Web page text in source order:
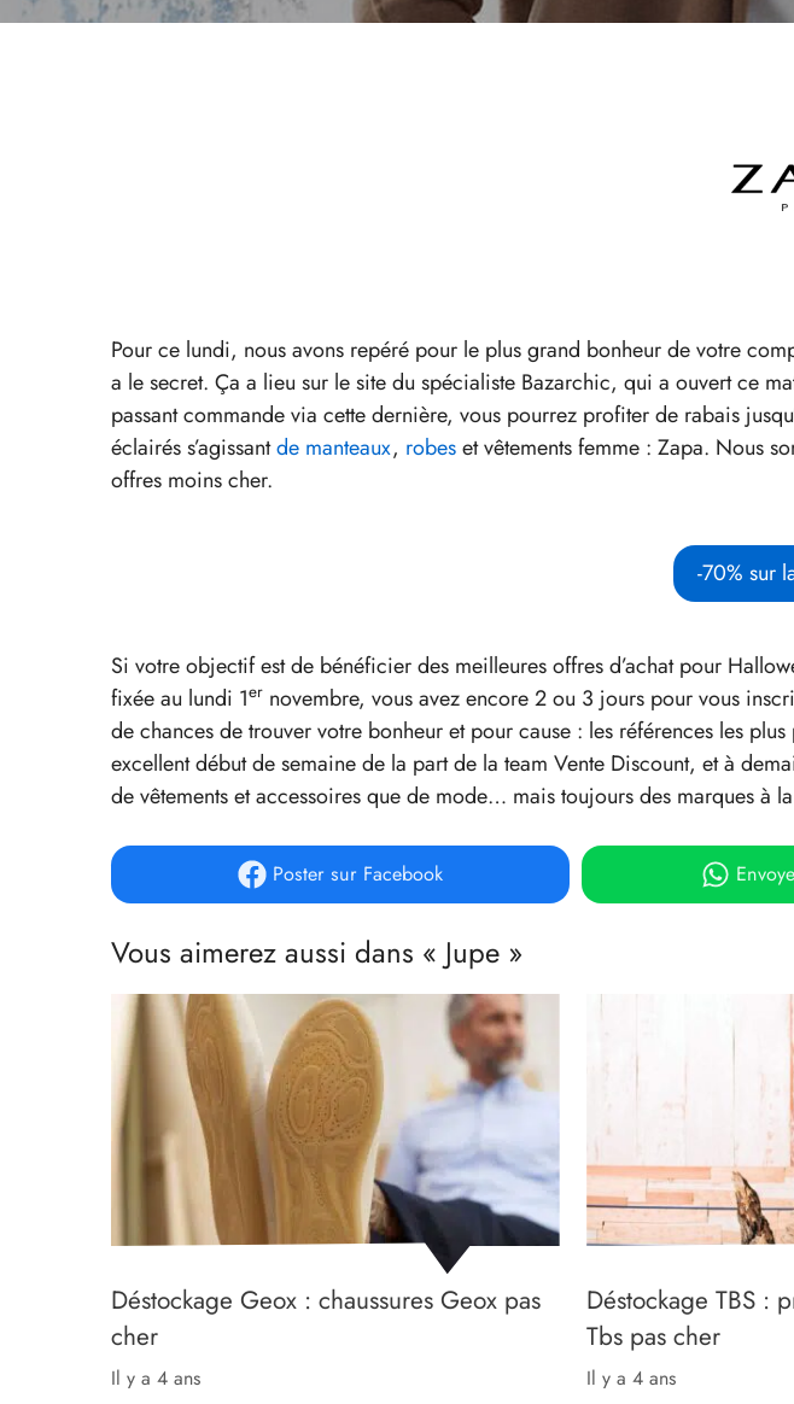
Pour ce lundi, nous avons repéré pour le plus grand bonheur de votre
a le secret. Ça a lieu sur le site du spécialiste Bazarchic, qui a ouvert ce
passant commande via cette dernière, vous pourrez profiter de rabais
éclairés s’agissantde manteaux, robeset vêtements femme : Zapa. Nous
offres moins cher.
-70% sur
Si votre objectif est de bénéficier des meilleures offres d’achat pour
fixée au lundi 1er novembre, vous avez encore 2 ou 3 jours pour vous
de chances de trouver votre bonheur et pour cause : les références les
excellent début de semaine de la part de la team Vente Discount, et à
de vêtements et accessoires que de mode… mais toujours des marques à
Poster sur Facebook
Vous aimerez aussi dans « Jupe »
Déstockage Geox : chaussures Geox pas
cher
il y a 4 ans
Déstockage TBS :
Tbs pas cher
il y a 4 ans